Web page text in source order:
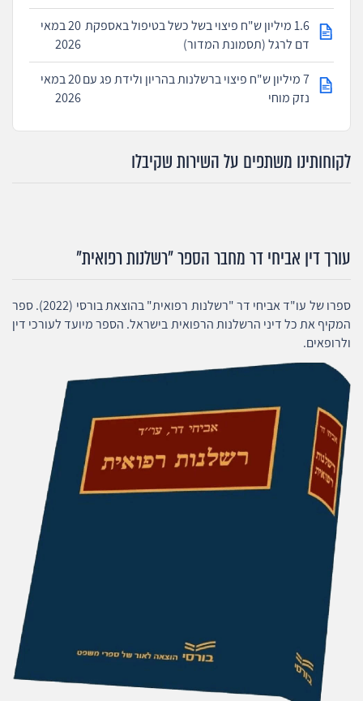
1.6 מיליון ש"ח פיצוי בשל כשל בטיפול באספקת
דם לרגל (תסמונת המדור)
20 במאי
2026
7 מיליון ש"ח פיצוי ברשלנות בהריון ולידת פג עם
נזק מוחי
20 במאי
2026
לקוחותינו משתפים על השירות שקיבלו
עורך דין אביחי דר מחבר הספר "רשלנות רפואית"
ספרו של עו"ד אביחי דר "רשלנות רפואית" בהוצאת בורסי (2022). ספר
המקיף את כל דיני הרשלנות הרפואית בישראל. הספר מיועד לעורכי דין
ולרופאים.